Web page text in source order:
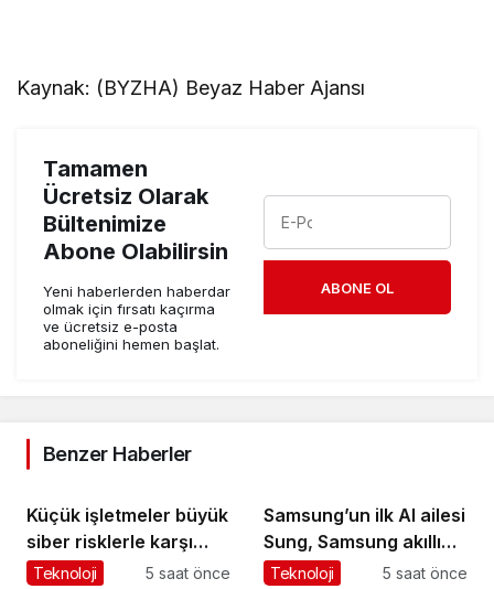
Kaynak: (BYZHA) Beyaz Haber Ajansı
Tamamen
Ücretsiz Olarak
Bültenimize
Abone Olabilirsin
Yeni haberlerden haberdar
olmak için fırsatı kaçırma
ve ücretsiz e-posta
aboneliğini hemen başlat.
ABONE OL
Benzer Haberler
Küçük işletmeler büyük
siber risklerle karşı
karşıya
Teknoloji 5 saat önce
Samsung’un ilk AI ailesi
Sung, Samsung akıllı
yaşam deneyimini
Teknoloji 5 saat önce